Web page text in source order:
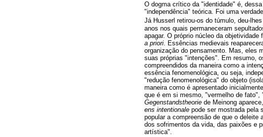
O dogma crítico da "identidade" é,
"independência" teórica. Foi uma
Já Husserl retirou-os do túmulo, deu-
anos nos quais permaneceram
apagar. O próprio núcleo da
a priori . Essências medievais
organização do pensamento. Mas, eles
suas próprias "intenções". Em resumo,
compreendidos da maneira como a
essência fenomenológica, ou seja,
"redução fenomenológica" do objeto
maneira como é apresentado
que é em si mesmo, "vermelho de
Gegenstandstheorie de Meinong
ens intentionale pode ser mostrada pela
popular a compreensão de que o
dos sofrimentos da vida, das paixões e
artística".